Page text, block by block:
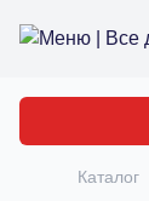
Все для
Главная
Каталог